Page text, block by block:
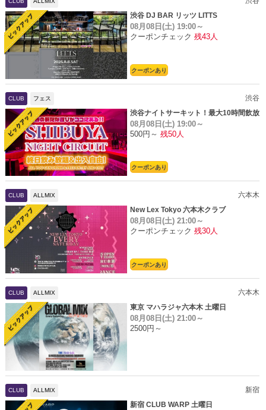
渋谷 DJ BAR リッツ LITTS
08月08日(土) 19:00～
クーポンチェック 残43人
クーポンあり
CLUB フェス
渋谷
渋谷ナイトサーキット！最大10時間飲放
題
08月08日(土) 19:00～
500円～ 残50人
クーポンあり
CLUB ALLMIX
六本木
New Lex Tokyo 六本木クラブ
08月08日(土) 21:00～
クーポンチェック 残30人
クーポンあり
CLUB ALLMIX
六本木
東京 マハラジャ六本木 土曜日
08月08日(土) 21:00～
2500円～
CLUB ALLMIX
新宿
新宿 CLUB WARP 土曜日